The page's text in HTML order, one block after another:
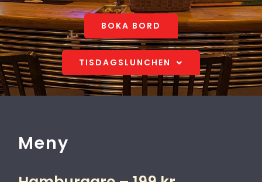
Nyheter
Info
BOKA BORD
TISDAGSLUNCHEN
Meny